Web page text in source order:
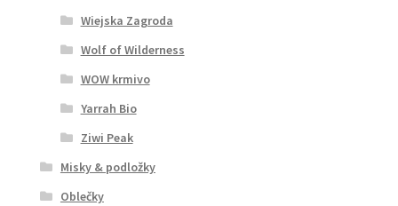
Wiejska Zagroda
Wolf of Wilderness
WOW krmivo
Yarrah Bio
Ziwi Peak
Misky & podložky
Oblečky